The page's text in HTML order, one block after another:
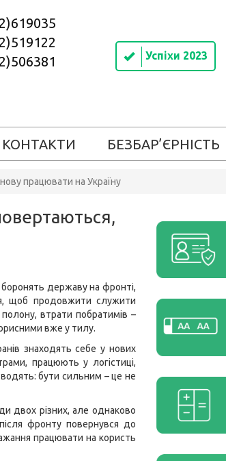
Успіхи 2023
КОНТАКТИ БЕЗБАР’ЄРНІСТЬ
працювати на Україну
боронять державу на фронті,
щоб продовжити служити
полону, втрати побратимів –
вже у тилу.
знаходять себе у нових
працюють у логістиці,
бути сильним – це не
двох різних, але однаково
фронту повернувся до
працювати на користь